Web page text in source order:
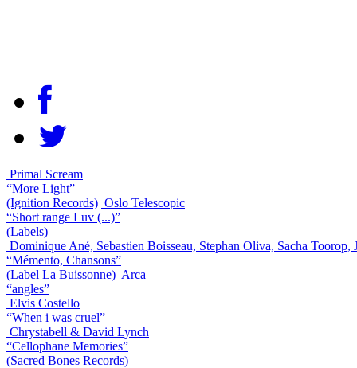
Primal Scream
“More Light”
(Ignition Records) Oslo Telescopic
“Short range Luv (...)”
(Labels)
Dominique Ané, Sebastien Boisseau, Stephan Oliva, Sacha Toorop,
“Mémento, Chansons”
(Label La Buissonne) Arca
“angles”
Elvis Costello
“When i was cruel”
Chrystabell & David Lynch
“Cellophane Memories”
(Sacred Bones Records)